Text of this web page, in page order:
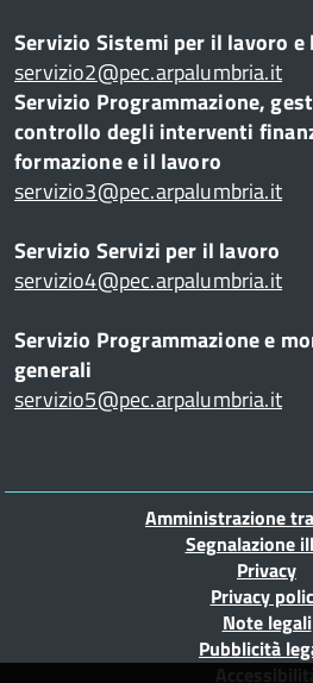
Servizio Sistemi per il lavoro e
servizio2@pec.arpalumbria.it
Servizio Programmazione,
controllo degli interventi
formazione e il lavoro
servizio3@pec.arpalumbria.it
Servizio Servizi per il lavoro
servizio4@pec.arpalumbria.it
Servizio Programmazione e
generali
servizio5@pec.arpalumbria.it
Piè
Amministrazione
Segnalazione
Privacy
Privacy
Note legali
Pubblicità